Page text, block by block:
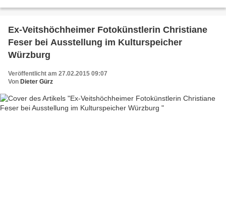
Ex-Veitshöchheimer Fotokünstlerin Christiane
Feser bei Ausstellung im Kulturspeicher
Würzburg
Veröffentlicht am 27.02.2015 09:07
Von Dieter Gürz